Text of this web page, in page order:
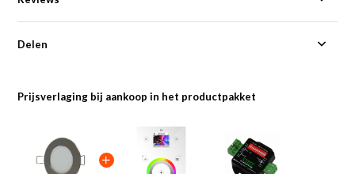
Prijsverlaging bij aankoop in het productpakket
Delen